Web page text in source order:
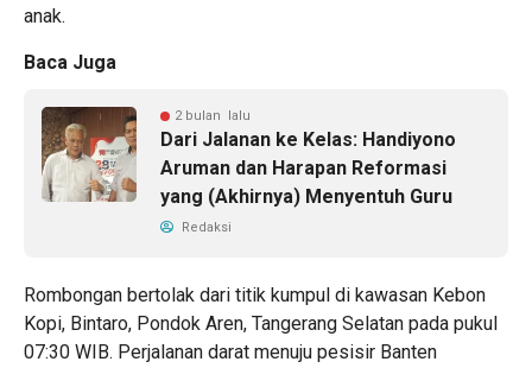
anak.
Baca Juga
2 bulan lalu
Dari Jalanan ke Kelas: Handiyono
Aruman dan Harapan Reformasi
yang (Akhirnya) Menyentuh Guru
Redaksi
Rombongan bertolak dari titik kumpul di kawasan Kebon
Kopi, Bintaro, Pondok Aren, Tangerang Selatan pada pukul
07:30 WIB. Perjalanan darat menuju pesisir Banten